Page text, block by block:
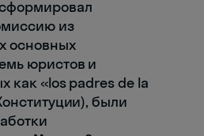
сформировал
из
основных
юристов и
как «los padres de la
были